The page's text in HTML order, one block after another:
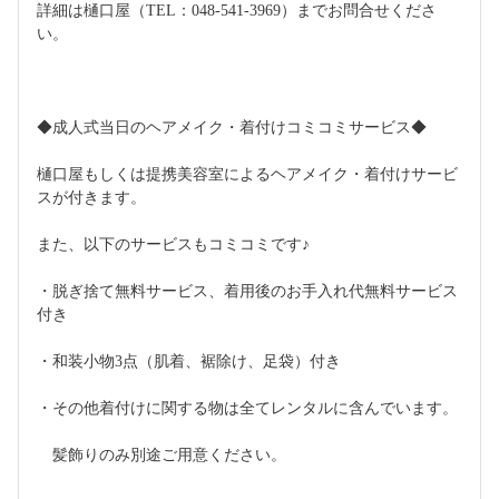
詳細は樋口屋（TEL：048-541-3969）までお問合せくださ
い。
◆成人式当日のヘアメイク・着付けコミコミサービス◆
樋口屋もしくは提携美容室によるヘアメイク・着付けサービ
スが付きます。
また、以下のサービスもコミコミです♪
・脱ぎ捨て無料サービス、着用後のお手入れ代無料サービス
付き
・和装小物3点（肌着、裾除け、足袋）付き
・その他着付けに関する物は全てレンタルに含んでいます。
髪飾りのみ別途ご用意ください。